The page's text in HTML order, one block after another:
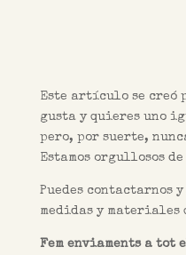
Este artículo se creó
gusta y quieres uno
pero, por suerte,
Estamos orgullosos
Puedes contactarnos
medidas y materiales
Fem enviaments a tot